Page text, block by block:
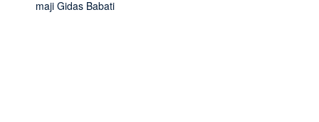
maji Gidas Babati